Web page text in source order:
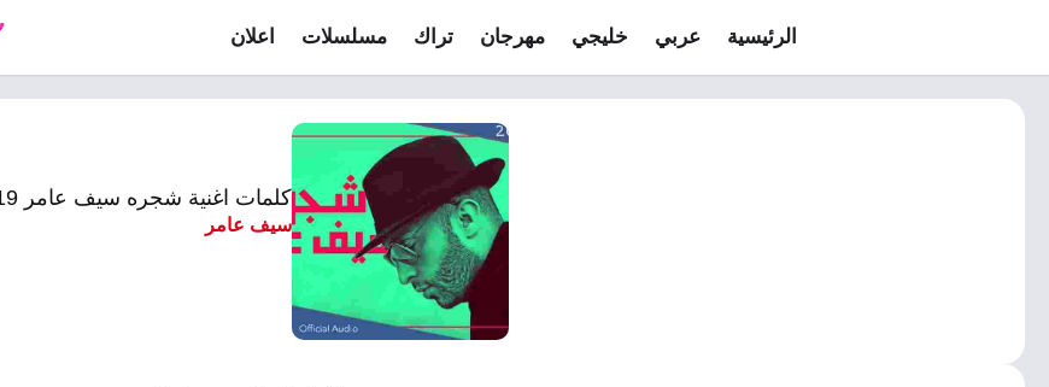
الرئيسية عربي خليجي مهرجان تراك مسلسلات اعلان
كلمات اغنية شجره سيف عامر 2019
سيف عامر